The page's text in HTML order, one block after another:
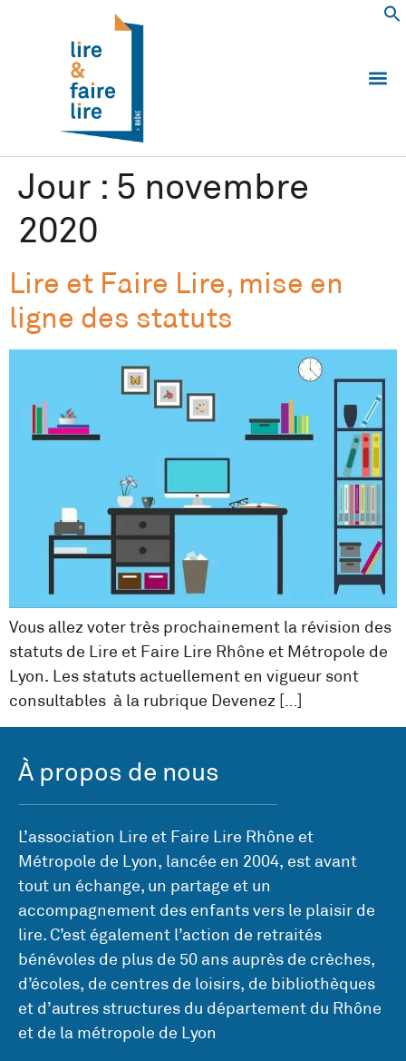
Jour : 5 novembre
2020
Lire et Faire Lire, mise en
ligne des statuts
Vous allez voter très prochainement la révision des
statuts de Lire et Faire Lire Rhône et Métropole de
Lyon. Les statuts actuellement en vigueur sont
consultables à la rubrique Devenez […]
À propos de nous
L’association Lire et Faire Lire Rhône et
Métropole de Lyon, lancée en 2004, est avant
tout un échange, un partage et un
accompagnement des enfants vers le plaisir de
lire. C’est également l’action de retraités
bénévoles de plus de 50 ans auprès de crèches,
d’écoles, de centres de loisirs, de bibliothèques
et d’autres structures du département du Rhône
et de la métropole de Lyon